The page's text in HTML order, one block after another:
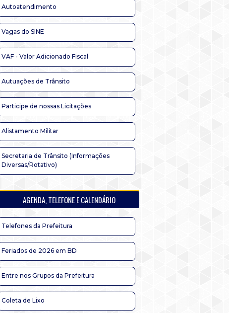
Autoatendimento
Vagas do SINE
VAF - Valor Adicionado Fiscal
Autuações de Trânsito
Participe de nossas Licitações
Alistamento Militar
Secretaria de Trânsito (Informações
Diversas/Rotativo)
AGENDA, TELEFONE E CALENDÁRIO
Telefones da Prefeitura
Feriados de 2026 em BD
Entre nos Grupos da Prefeitura
Coleta de Lixo